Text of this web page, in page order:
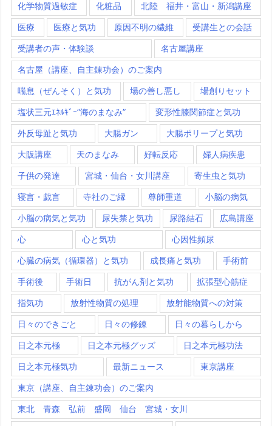
化学物質過敏症 化粧品 北陸 福井・富山・新潟講座
医療 医療と気功 原因不明の繊維 受講生との会話
受講者の声・体験談 名古屋講座
名古屋（講座、自主錬功会）のご案内
喘息（ぜんそく）と気功 場の善し悪し 場創りセット
塩状三元ｴﾈﾙｷﾞｰ”海のまなみ” 変形性膝関節症と気功
外反母趾と気功 大腸ガン 大腸ポリープと気功
大阪講座 天のまなみ 好転反応 婦人病疾患
子供の発達 宮城・仙台・女川講座 寄生虫と気功
寝言・戯言 寺社のご縁 尊師重道 小脳の病気
小脳の病気と気功 尿失禁と気功 尿路結石 広島講座
心 心と気功 心因性頻尿
心臓の病気（循環器）と気功 成長痛と気功 手術前
手術後 手術日 抗がん剤と気功 拡張型心筋症
指気功 放射性物質の処理 放射能物質への対策
日々のできごと 日々の修錬 日々の暮らしから
日之本元極 日之本元極グッズ 日之本元極功法
日之本元極気功 最新ニュース 東京講座
東京（講座、自主錬功会）のご案内
東北 青森 弘前 盛岡 仙台 宮城・女川